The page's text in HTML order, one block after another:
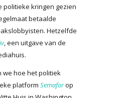
politieke kringen gezien
betaalde
Hetzelfde
, een uitgave van de
we hoe het politiek
platform Semaforop